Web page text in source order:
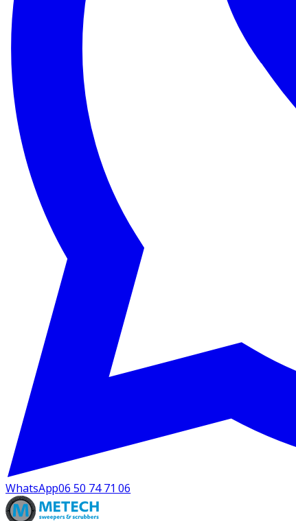
WhatsApp06 50 74 71 06